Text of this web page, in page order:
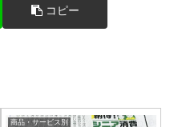
コピー
商品・サービス別